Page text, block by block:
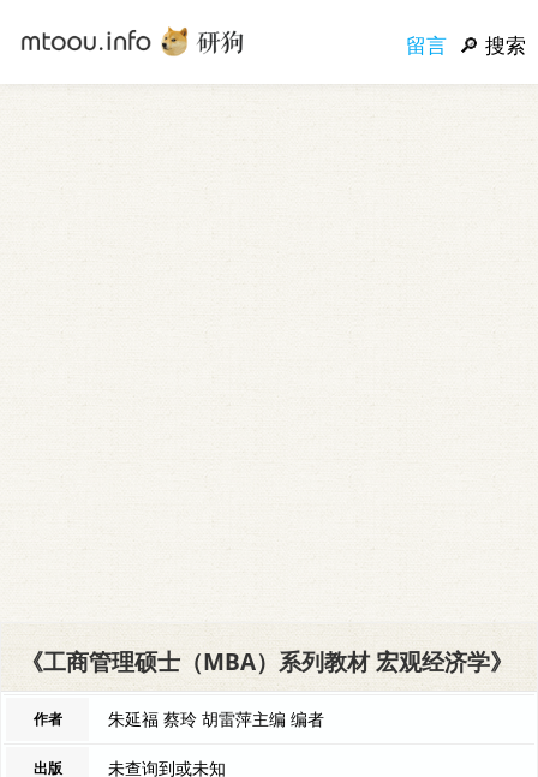
留言 搜索
《工商管理硕士（MBA）系列教材 宏观经济学》
作者 朱延福 蔡玲 胡雷萍主编 编者
出版 未查询到或未知